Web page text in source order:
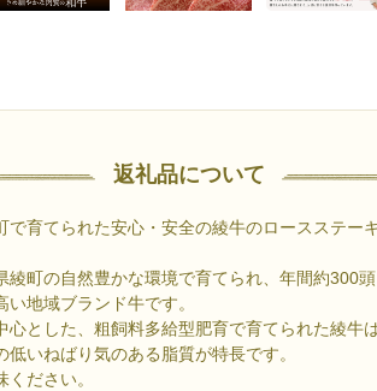
返礼品について
で育てられた安心・安全の綾牛のロースステーキ
綾町の自然豊かな環境で育てられ、年間約300
い地域ブランド牛です。
心とした、粗飼料多給型肥育で育てられた綾牛
低いねばり気のある脂質が特長です。
ださい。